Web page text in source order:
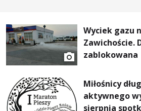
Wyciek gazu
Zawichoście.
zablokowana
Miłośnicy
aktywnego
sierpnia